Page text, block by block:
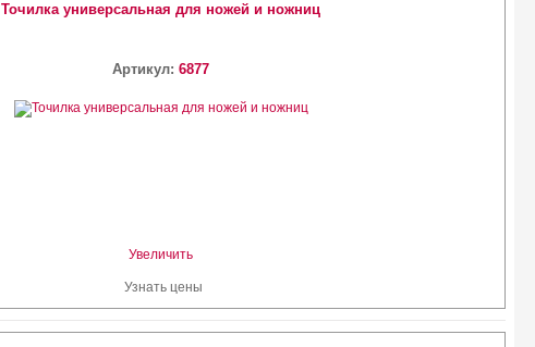
Точилка универсальная для ножей и ножниц
Артикул:6877
Увеличить
Узнать цены